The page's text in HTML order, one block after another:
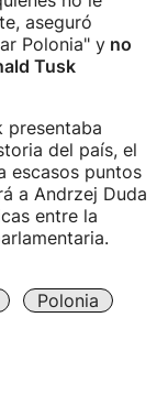
aseguró
Polonia" y no
Tusk
presentaba
del país, el
escasos puntos
a Andrzej Duda
entre la
Polonia